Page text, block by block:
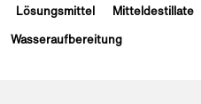
Lösungsmittel Mitteldestillate
Wasseraufbereitung